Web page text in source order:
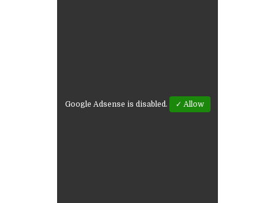
Google Adsense is disabled. ✓ Allow